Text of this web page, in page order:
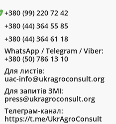
+380 (99) 220 72 42
+380 (44) 364 55 85
+380 (44) 364 61 18
WhatsApp / Telegram / Viber:
+380 (50) 786 13 10
Для листів:
uac-info@ukragroconsult.org
Для запитів ЗМІ:
press@ukragroconsult.org
Телеграм-канал:
https://t.me/UkrAgroConsult